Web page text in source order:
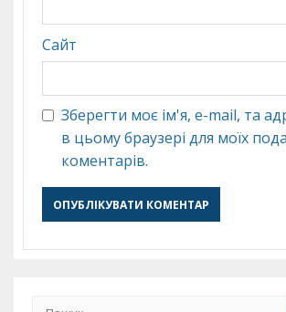
Сайт
Зберегти моє ім'я, e-mail, та
в цьому браузері для моїх
коментарів.
Пошук: